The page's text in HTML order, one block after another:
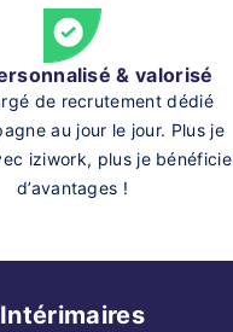
& valorisé
de recrutement dédié
au jour le jour. Plus je
iziwork, plus je bénéficie
d’avantages !
Intérimaires